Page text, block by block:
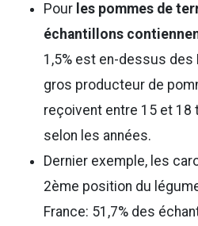
Pour les pommes de
échantillons
1,5% est en-dessus des
gros producteur de
reçoivent entre 15 et
selon les années.
Dernier exemple, les
2ème position du
France: 51,7% des